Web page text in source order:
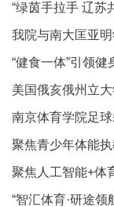
“绿茵手拉手 辽
我院与南大匡亚
“健食一体”引领
美国俄亥俄州立
南京体育学院足
聚焦青少年体能
聚焦人工智能+体
“智汇体育·研途